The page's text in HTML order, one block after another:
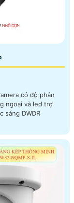
có độ phân
ngoại và led trợ